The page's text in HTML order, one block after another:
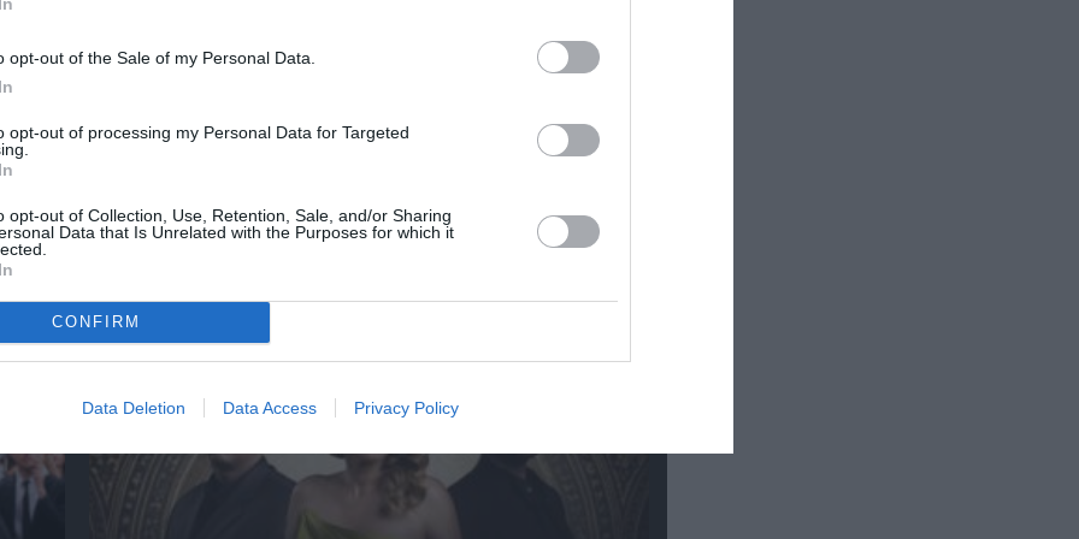
opt-out of the Sale of my Personal Data.
opt-out of processing my Personal Data for Targeted
opt-out of Collection, Use, Retention, Sale, and/or Sharing
Data that Is Unrelated with the Purposes for which it
CONFIRM
Data Deletion Data Access Privacy Policy
και τον Πολιτισμό!
Άρθρα